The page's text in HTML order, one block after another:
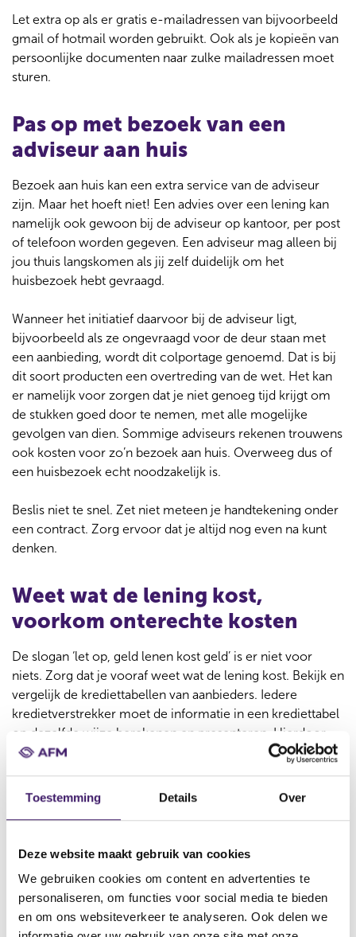
Toestemming Details Over
Deze website maakt gebruik van cookies
We gebruiken cookies om content en advertenties te
personaliseren, om functies voor social media te bieden
en om ons websiteverkeer te analyseren. Ook delen we
Let extra op als er gratis e-mailadressen van bijvoorbeeld
gmail of hotmail worden gebruikt. Ook als je kopieën van
persoonlijke documenten naar zulke mailadressen moet
sturen.
Pas op met bezoek van een
adviseur aan huis
Bezoek aan huis kan een extra service van de adviseur
zijn. Maar het hoeft niet! Een advies over een lening kan
namelijk ook gewoon bij de adviseur op kantoor, per post
of telefoon worden gegeven. Een adviseur mag alleen bij
jou thuis langskomen als jij zelf duidelijk om het
huisbezoek hebt gevraagd.
Wanneer het initiatief daarvoor bij de adviseur ligt,
bijvoorbeeld als ze ongevraagd voor de deur staan met
een aanbieding, wordt dit colportage genoemd. Dat is bij
dit soort producten een overtreding van de wet. Het kan
er namelijk voor zorgen dat je niet genoeg tijd krijgt om
de stukken goed door te nemen, met alle mogelijke
gevolgen van dien. Sommige adviseurs rekenen trouwens
ook kosten voor zo’n bezoek aan huis. Overweeg dus of
een huisbezoek echt noodzakelijk is.
Beslis niet te snel. Zet niet meteen je handtekening onder
een contract. Zorg ervoor dat je altijd nog even na kunt
denken.
Weet wat de lening kost,
voorkom onterechte kosten
De slogan ‘let op, geld lenen kost geld’ is er niet voor
niets. Zorg dat je vooraf weet wat de lening kost. Bekijk en
vergelijk de krediettabellen van aanbieders. Iedere
kredietverstrekker moet de informatie in een krediettabel
op dezelfde wijze berekenen en presenteren. Hierdoor
kun je, door alleen te kijken naar het jaarlijks
van de goedkoopste en de duurste kredietverstrekker. Let
daarnaast natuurlijk ook nog op de voorwaarden.
Betaal nooit vooraf geld om een
lening te krijgen
De AFM ontvangt regelmatig signalen van consumenten